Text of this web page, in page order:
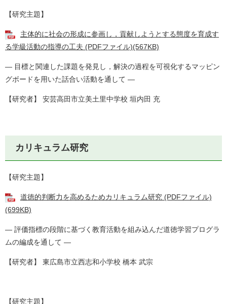
【研究主題】
主体的に社会の形成に参画し，貢献しようとする態度を育成す
る学級活動の指導の工夫 (PDFファイル)(567KB)
― 目標と関連した課題を発見し，解決の過程を可視化するマッピン
グボードを用いた話合い活動を通して ―
【研究者】 安芸高田市立美土里中学校 垣内田 充
カリキュラム研究
【研究主題】
道徳的判断力を高めるためカリキュラム研究 (PDFファイル)
(699KB)
― 評価指標の段階に基づく教育活動を組み込んだ道徳学習プログラ
ムの編成を通して ―
【研究者】 東広島市立西志和小学校 橋本 武宗
【研究主題】